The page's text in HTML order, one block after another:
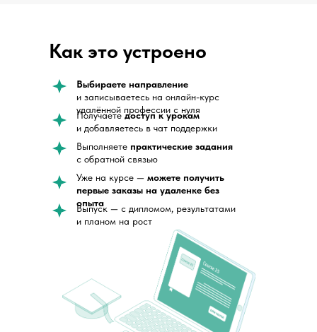
Выпуск — с дипломом, результатами
и планом на рост
Выполняете практические задания
с обратной связью
Уже на курсе — можете получить
первые заказы на удаленке без
опыта
Получаете доступ к урокам
и добавляетесь в чат поддержки
Выбираете направление
и записываетесь на онлайн-курс
удалённой профессии с нуля
Как это устроено